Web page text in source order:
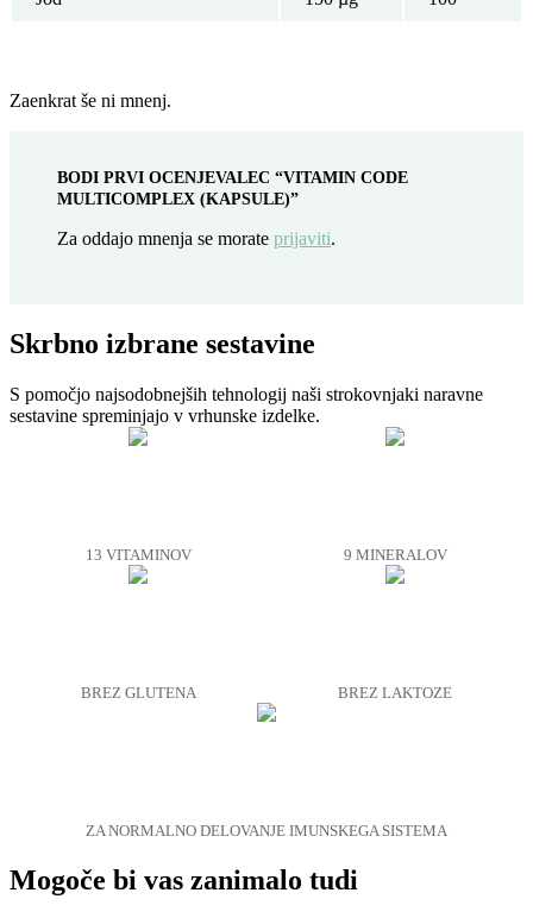
Zaenkrat še ni mnenj.
BODI PRVI OCENJEVALEC “VITAMIN CODE
MULTICOMPLEX (KAPSULE)”
Za oddajo mnenja se morate prijaviti.
Skrbno izbrane sestavine
S pomočjo najsodobnejših tehnologij naši strokovnjaki naravne
sestavine spreminjajo v vrhunske izdelke.
13 VITAMINOV 9 MINERALOV
BREZ GLUTENA BREZ LAKTOZE
ZA NORMALNO DELOVANJE IMUNSKEGA SISTEMA
Mogoče bi vas zanimalo tudi